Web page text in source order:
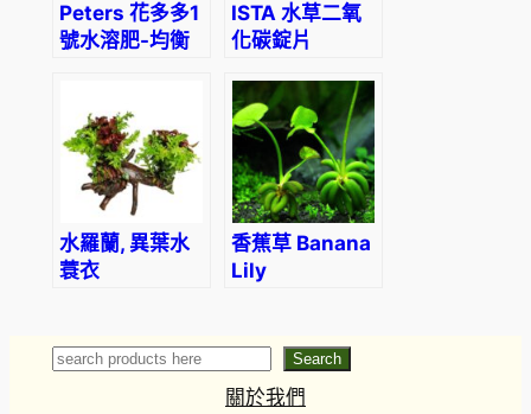
Peters 花多多1
號水溶肥-均衡
ISTA 水草二氧
化碳錠片
水羅蘭, 異葉水
蓑衣
香蕉草 Banana
Lily
Search
Search
關於我們